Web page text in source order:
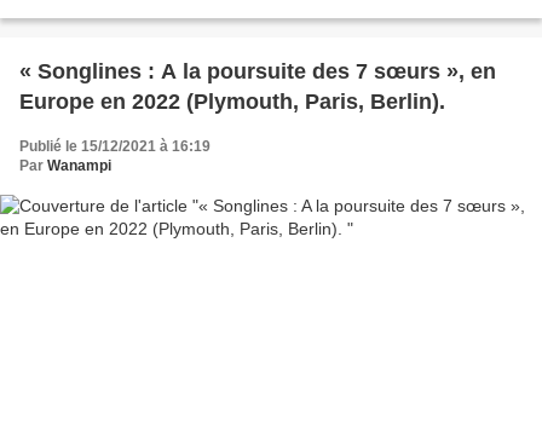
« Songlines : A la poursuite des 7 sœurs », en
Europe en 2022 (Plymouth, Paris, Berlin).
Publié le 15/12/2021 à 16:19
Par Wanampi